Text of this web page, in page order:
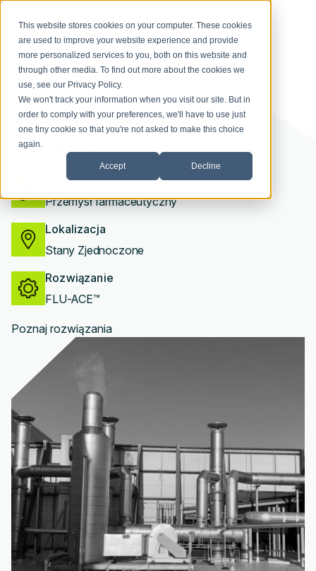
This website stores cookies on your computer. These cookies
are used to improve your website experience and provide
more personalized services to you, both on this website and
through other media. To find out more about the cookies we
use, see our Privacy Policy.
We won't track your information when you visit our site. But in
order to comply with your preferences, we'll have to use just
one tiny cookie so that you're not asked to make this choice
again.
Accept Decline
Wiodący producent
farmaceutyczny
Branże
Przemysł farmaceutyczny
Lokalizacja
Stany Zjednoczone
Rozwiązanie
FLU-ACE™
Poznaj rozwiązania